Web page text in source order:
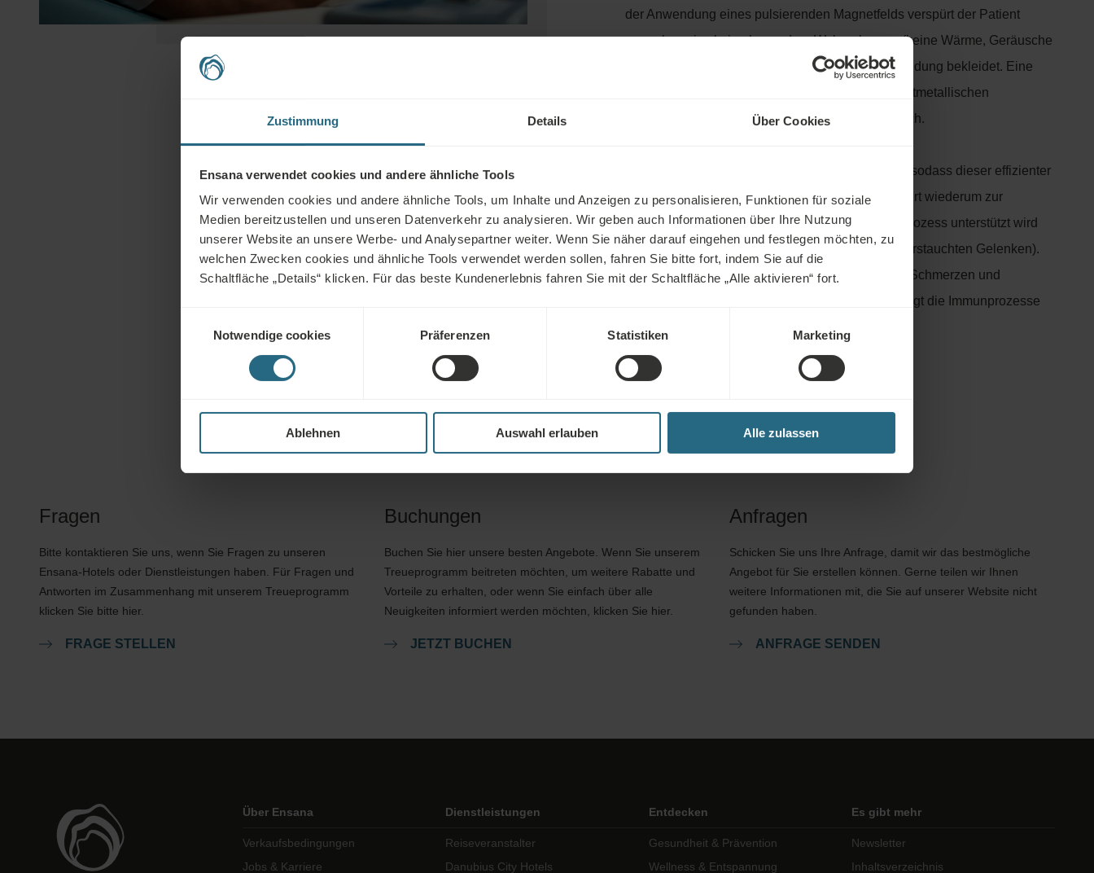
Zustimmung Details Über Cookies
Ensana verwendet cookies und andere ähnliche Tools
Wir verwenden cookies und andere ähnliche Tools, um Inhalte und Anzeigen zu personalisieren, Funktionen für soziale
Medien bereitzustellen und unseren Datenverkehr zu analysieren. Wir geben auch Informationen über Ihre Nutzung
unserer Website an unsere Werbe- und Analysepartner weiter. Wenn Sie näher darauf eingehen und festlegen möchten, zu
welchen Zwecken cookies und ähnliche Tools verwendet werden sollen, fahren Sie bitte fort, indem Sie auf die
Schaltfläche „Details“ klicken. Für das beste Kundenerlebnis fahren Sie mit der Schaltfläche „Alle aktivieren“ fort.
Notwendige cookies
Präferenzen Statistiken Marketing
Ablehnen Auswahl erlauben Alle zulassen
der Anwendung eines pulsierenden Magnetfelds verspürt der Patient
normalerweise keine besondere Wahrnehmung (keine Wärme, Geräusche
oder Kribbeln). Der Patient ist während der Anwendung bekleidet. Eine
Behandlung ist sogar bei Vorhandensein von nichtmetallischen
Bandagen, Gipsverbänden oder Klammern möglich.
Das Magnetfeld beeinflusst den Zellstoffwechsel, sodass dieser effizienter
arbeitet und der Blutfluss verbessert wird. Dies führt wiederum zur
Regeneration von Zellen, wodurch der Heilungsprozess unterstützt wird
(nachgewiesen bei gebrochenen Knochen und verstauchten Gelenken).
Darüber hinaus unterdrückt das Magnetfeld auch Schmerzen und
Schwellungen, lindert Muskelkontraktionen und regt die Immunprozesse
Fragen
Bitte kontaktieren Sie uns, wenn Sie Fragen zu unseren
Ensana-Hotels oder Dienstleistungen haben. Für Fragen und
Antworten im Zusammenhang mit unserem Treueprogramm
klicken Sie bitte hier.
FRAGE STELLEN
Buchungen
Buchen Sie hier unsere besten Angebote. Wenn Sie unserem
Treueprogramm beitreten möchten, um weitere Rabatte und
Vorteile zu erhalten, oder wenn Sie einfach über alle
Neuigkeiten informiert werden möchten, klicken Sie hier.
JETZT BUCHEN
Anfragen
Schicken Sie uns Ihre Anfrage, damit wir das bestmögliche
Angebot für Sie erstellen können. Gerne teilen wir Ihnen
weitere Informationen mit, die Sie auf unserer Website nicht
gefunden haben.
ANFRAGE SENDEN
Über Ensana
Verkaufsbedingungen
Jobs & Karriere
Dienstleistungen
Reiseveranstalter
Danubius City Hotels
Entdecken
Gesundheit & Prävention
Wellness & Entspannung
Es gibt mehr
Newsletter
Inhaltsverzeichnis